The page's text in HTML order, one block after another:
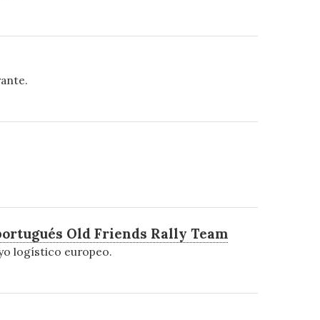
Old Friends Rally Team
logístico europeo.